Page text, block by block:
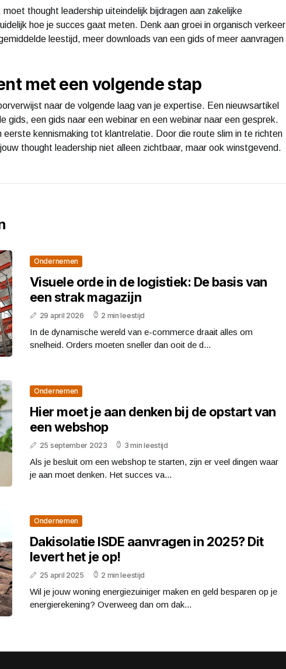
thought leadership uiteindelijk bijdragen aan zakelijke
hoe je succes gaat meten. Denk aan groei in organisch verkeer
leestijd, meer downloads van een gids of meer aanvragen
met een volgende stap
naar de volgende laag van je expertise. Een nieuwsartikel
gids, een gids naar een webinar en een webinar naar een gesprek.
eerste kennismaking tot klantrelatie. Door die route slim in te richten
thought leadership niet alleen zichtbaar, maar ook winstgevend.
Ondernemen
Visuele orde in de logistiek: De basis van
een strak magazijn
29 april 2026 2 min leestijd
In de dynamische wereld van e-commerce draait alles om
snelheid. Orders moeten sneller dan ooit de d...
Ondernemen
Hier moet je aan denken bij de opstart van
een webshop
25 september 2023 3 min leestijd
Als je besluit om een webshop te starten, zijn er veel dingen waar
je aan moet denken. Het succes va...
Ondernemen
Dakisolatie ISDE aanvragen in 2025? Dit
levert het je op!
25 april 2025 2 min leestijd
Wil je jouw woning energiezuiniger maken en geld besparen op je
energierekening? Overweeg dan om dak...